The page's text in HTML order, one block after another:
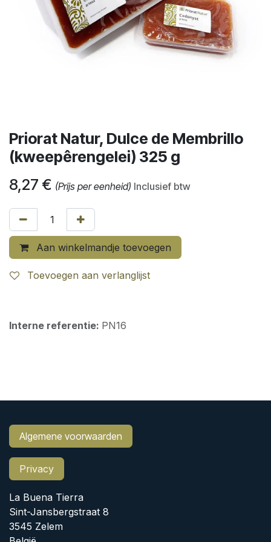
Priorat Natur, Dulce de Membrillo
(kweepêrengelei) 325 g
8,27 € (Prijs per eenheid) Inclusief btw
Aan winkelmandje toevoegen
Toevoegen aan verlanglijst
Interne referentie: PN16
Algemene voorwaarden
Privacy
La Buena Tierra
Sint-Jansbergstraat 8
3545 Zelem